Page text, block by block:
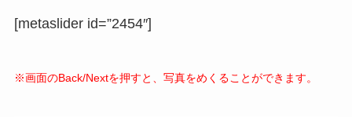
[metaslider id=”2454″]
※画面のBack/Nextを押すと、写真をめくることができます。